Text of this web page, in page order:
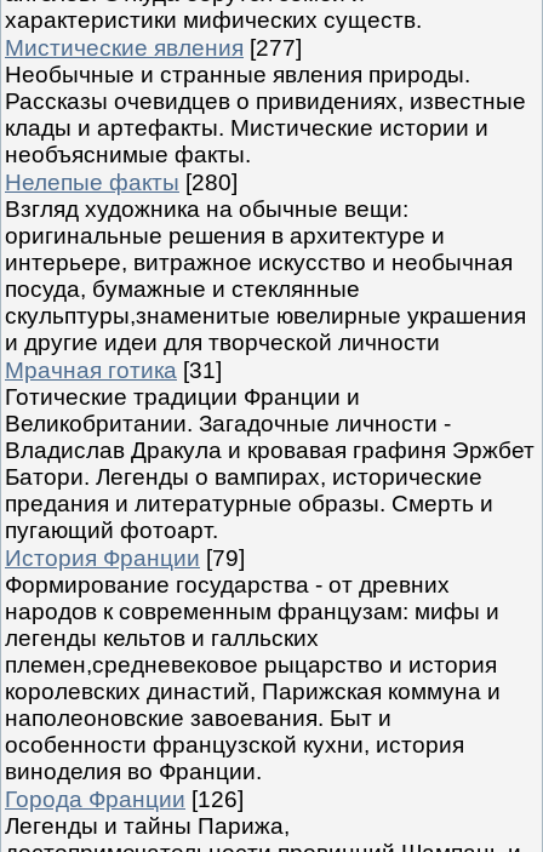
характеристики мифических существ.
Мистические явления [277]
Необычные и странные явления природы.
Рассказы очевидцев о привидениях, известные
клады и артефакты. Мистические истории и
необъяснимые факты.
Нелепые факты [280]
Взгляд художника на обычные вещи:
оригинальные решения в архитектуре и
интерьере, витражное искусство и необычная
посуда, бумажные и стеклянные
скульптуры,знаменитые ювелирные украшения
и другие идеи для творческой личности
Мрачная готика [31]
Готические традиции Франции и
Великобритании. Загадочные личности -
Владислав Дракула и кровавая графиня Эржбет
Батори. Легенды о вампирах, исторические
предания и литературные образы. Смерть и
пугающий фотоарт.
История Франции [79]
Формирование государства - от древних
народов к современным французам: мифы и
легенды кельтов и галльских
племен,средневековое рыцарство и история
королевских династий, Парижская коммуна и
наполеоновские завоевания. Быт и
особенности французской кухни, история
виноделия во Франции.
Города Франции [126]
Легенды и тайны Парижа,